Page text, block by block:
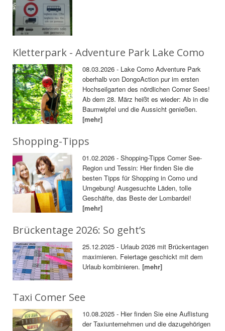
Kletterpark - Adventure Park Lake Como
08.03.2026 - Lake Como Adventure Park
oberhalb von DongoAction pur im ersten
Hochseilgarten des nördlichen Comer Sees!
Ab dem 28. März heißt es wieder: Ab in die
Baumwipfel und die Aussicht genießen.
[mehr]
Shopping-Tipps
01.02.2026 - Shopping-Tipps Comer See-
Region und Tessin: Hier finden Sie die
besten Tipps für Shopping in Como und
Umgebung! Ausgesuchte Läden, tolle
Geschäfte, das Beste der Lombardei!
[mehr]
Brückentage 2026: So geht’s
25.12.2025 - Urlaub 2026 mit Brückentagen
maximieren. Feiertage geschickt mit dem
Urlaub kombinieren.[mehr]
Taxi Comer See
10.08.2025 - Hier finden Sie eine Auflistung
der Taxiunternehmen und die dazugehörigen